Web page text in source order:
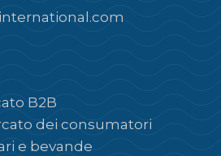
B2B
dei consumatori
e bevande